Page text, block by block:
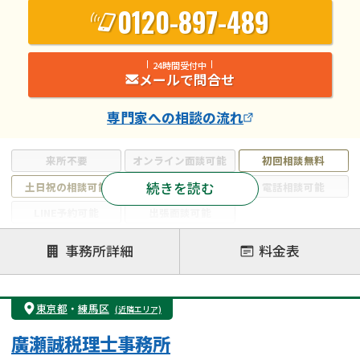
来所不要 オンライン面談可能
初回相談無料
土日祝の相談可能
19時以降電話可能
電話相談可能
注力案件
遺言書作成・遺言執行
相続放棄
相続登記
遺産分割
遺留分侵害額請求
相続税申告
相続手続き
銀行手続き
成年後見・任意後見
贈与税
続きを読む
0120-897-489
24時間受付中
メールで問合せ
専門家への相談の流れ
事務所詳細 料金表
東京都 ・ 練馬区 (近隣エリア)
廣瀬誠税理士事務所